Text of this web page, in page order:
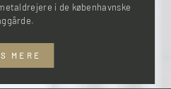
i de københavnske
MERE